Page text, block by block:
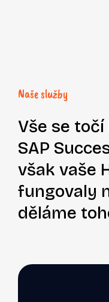
Naše služby
Vše se točí
SAP
však vaše
fungovaly
děláme